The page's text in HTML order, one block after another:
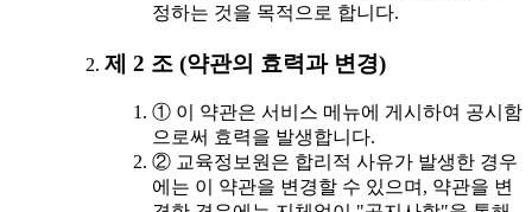
정하는 것을 목적으로 합니다.
제 2 조 (약관의 효력과 변경)
① 이 약관은 서비스 메뉴에 게시하여 공시함
으로써 효력을 발생합니다.
② 교육정보원은 합리적 사유가 발생한 경우
에는 이 약관을 변경할 수 있으며, 약관을 변